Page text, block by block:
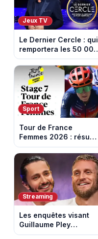
Jeux TV
Le Dernier Cercle : qui
remportera les 50 000
euros face aux
personnalités ?
Sport
Tour de France
Femmes 2026 : résumé
vidéo de la 7e étape
avec l'ascension du
Mont Ventoux
Streaming
Les enquêtes visant
Guillaume Pley
poussent Ragnar Le